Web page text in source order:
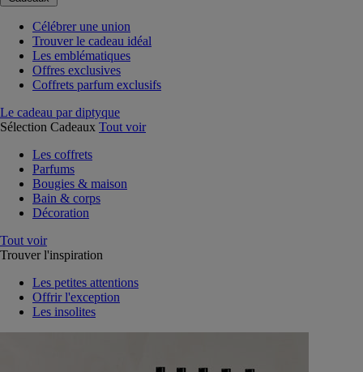
Célébrer une union
Trouver le cadeau idéal
Les emblématiques
Offres exclusives
Coffrets parfum exclusifs
Le cadeau par diptyque
Sélection Cadeaux Tout voir
Les coffrets
Parfums
Bougies & maison
Bain & corps
Décoration
Tout voir
Trouver l'inspiration
Les petites attentions
Offrir l'exception
Les insolites